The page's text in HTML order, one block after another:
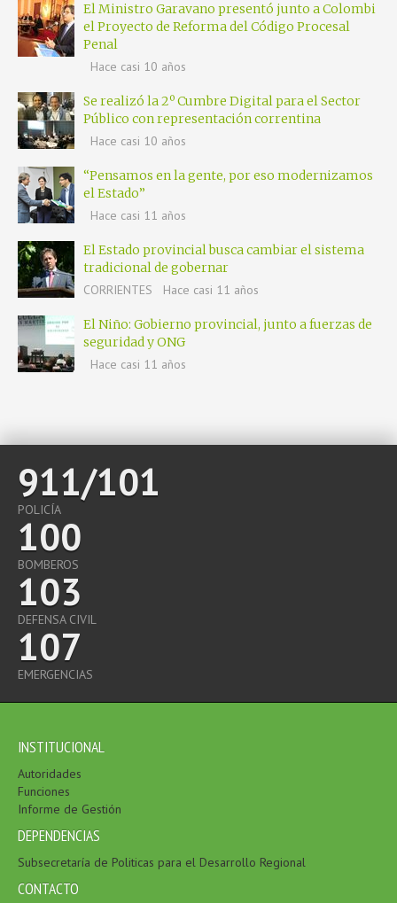
El Ministro Garavano presentó junto a Colombi
el Proyecto de Reforma del Código Procesal
Penal
Hace casi 10 años
Se realizó la 2º Cumbre Digital para el Sector
Público con representación correntina
Hace casi 10 años
“Pensamos en la gente, por eso modernizamos
el Estado”
Hace casi 11 años
El Estado provincial busca cambiar el sistema
tradicional de gobernar
CORRIENTES
Hace casi 11 años
El Niño: Gobierno provincial, junto a fuerzas de
seguridad y ONG
Hace casi 11 años
911/101
POLICÍA
100
BOMBEROS
103
DEFENSA CIVIL
107
EMERGENCIAS
INSTITUCIONAL
Autoridades
Funciones
Informe de Gestión
DEPENDENCIAS
Subsecretaría de Politicas para el Desarrollo Regional
CONTACTO